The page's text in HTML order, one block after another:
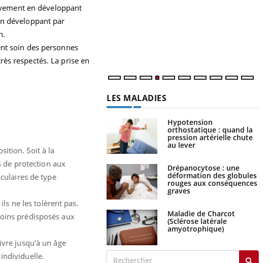
en développant
développant par
soin des personnes
respectés. La prise en
Soit à la
de protection aux
de type
ne les tolèrent pas.
prédisposés aux
jusqu'à un âge
LES MALADIES
Hypotension
orthostatique : quand la
pression artérielle chute
au lever
Drépanocytose : une
déformation des globules
rouges aux conséquences
graves
Maladie de Charcot
(Sclérose latérale
amyotrophique)